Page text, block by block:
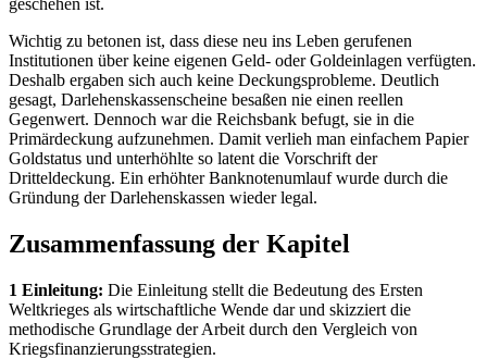
geschehen ist.
Wichtig zu betonen ist, dass diese neu ins Leben gerufenen
Institutionen über keine eigenen Geld- oder Goldeinlagen verfügten.
Deshalb ergaben sich auch keine Deckungsprobleme. Deutlich
gesagt, Darlehenskassenscheine besaßen nie einen reellen
Gegenwert. Dennoch war die Reichsbank befugt, sie in die
Primärdeckung aufzunehmen. Damit verlieh man einfachem Papier
Goldstatus und unterhöhlte so latent die Vorschrift der
Dritteldeckung. Ein erhöhter Banknotenumlauf wurde durch die
Gründung der Darlehenskassen wieder legal.
Zusammenfassung der Kapitel
1 Einleitung: Die Einleitung stellt die Bedeutung des Ersten
Weltkrieges als wirtschaftliche Wende dar und skizziert die
methodische Grundlage der Arbeit durch den Vergleich von
Kriegsfinanzierungsstrategien.